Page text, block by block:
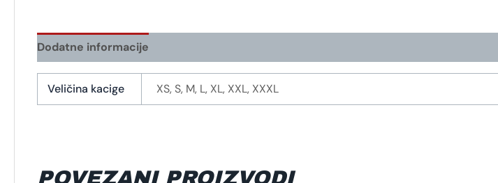
Dodatne informacije
Veličina kacige XS, S, M, L, XL, XXL, XXXL
POVEZANI PROIZVODI